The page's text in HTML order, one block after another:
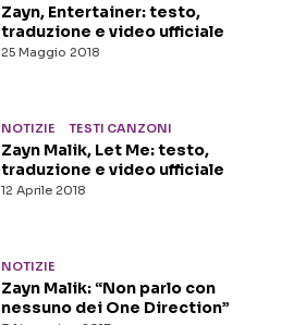
25 Maggio 2018
Zayn, Entertainer: testo,
traduzione e video ufficiale
NOTIZIE TESTI CANZONI
12 Aprile 2018
Zayn Malik, Let Me: testo,
traduzione e video ufficiale
NOTIZIE
Zayn Malik: “Non parlo con
nessuno dei One Direction”